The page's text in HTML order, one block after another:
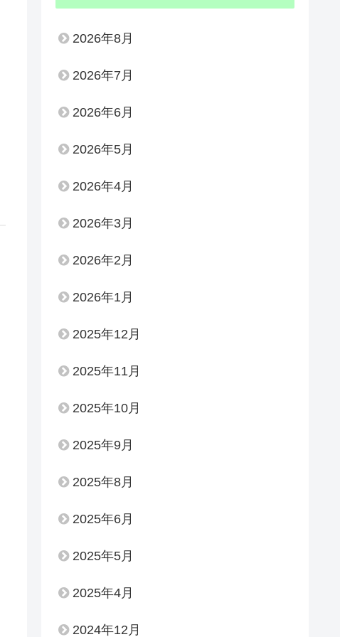
2026年8月
2026年7月
2026年6月
2026年5月
2026年4月
2026年3月
2026年2月
2026年1月
2025年12月
2025年11月
2025年10月
2025年9月
2025年8月
2025年6月
2025年5月
2025年4月
2024年12月